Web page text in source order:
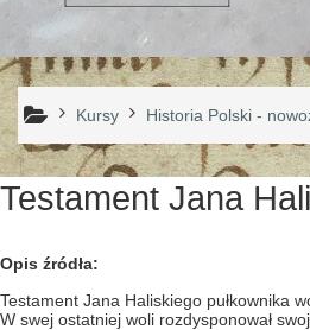
Kursy Historia Polski -
Testament Jana
Opis źródła:
Testament Jana Haliskiego pułkownika
W swej ostatniej woli rozdysponował